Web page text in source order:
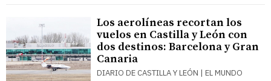
Los aerolíneas recortan los
vuelos en Castilla y León con
dos destinos: Barcelona y Gran
Canaria
DIARIO DE CASTILLA Y LEÓN | EL MUNDO